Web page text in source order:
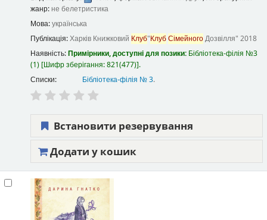
жанр: не белетристика
Мова:українська
Публікація:Харків Книжковий Клуб"КлубСімейногоДозвілля" 2018
Наявність:Примірники, доступні для позики: Бібліотека-філія №3
(1) Шифр зберігання:821(477) .
Списки:
Бібліотека-філія № 3.
Встановити резервування
Додати у кошик